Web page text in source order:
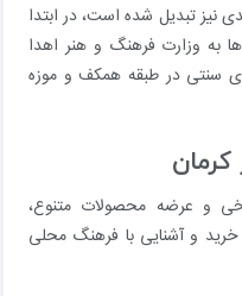
نیز تبدیل شده است، در ابتدا
به وزارت فرهنگ و هنر اهدا
سنتی در طبقه همکف و موزه
کرمان
و عرضه محصولات متنوع،
و آشنایی با فرهنگ محلی